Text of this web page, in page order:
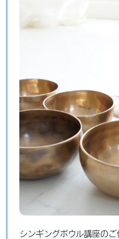
シンギングボウル講座のご